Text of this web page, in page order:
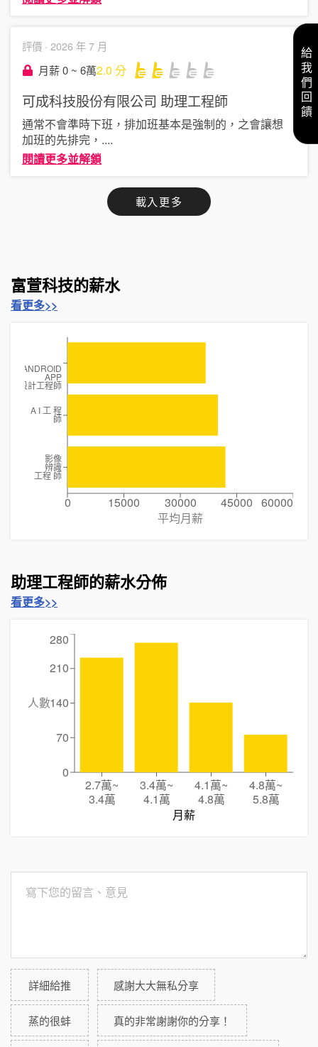
評價 · 2026 年 7 月
月薪 0 ~ 6萬2.0 分
可成科技股份有限公司 助理工程師
通常不會準時下班，排加班基本是強制的，之會讓想
加班的先排完， ....
閱讀更多並解鎖
載入更多
富萱科技的薪水
看更多>>
0 15000 30000 45000 60000
平均月薪
ANDROID
APP
程式設計工程師
A I 工 程
師
影像
辨識
工程 師
助理工程師的薪水分佈
看更多>>
2.7萬~
3.4萬
3.4萬~
4.1萬
4.1萬~
4.8萬
4.8萬~
5.8萬
月薪
0
70
140
210
280
人數
詳細給推 感謝大大無私分享
蒸的很蚌 真的非常謝謝你的分享！
給我們回饋